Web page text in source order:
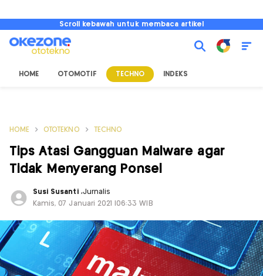
Scroll kebawah untuk membaca artikel
HOME OTOMOTIF TECHNO INDEKS
HOME OTOTEKNO TECHNO
Tips Atasi Gangguan Malware agar
Tidak Menyerang Ponsel
Susi Susanti ,Jurnalis
Kamis, 07 Januari 2021 |06:33 WIB